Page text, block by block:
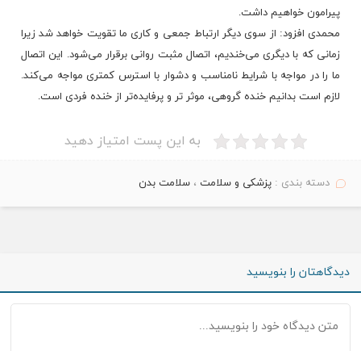
پیرامون خواهیم داشت.
محمدی افزود: از سوی دیگر ارتباط جمعی و کاری ما تقویت خواهد شد زیرا
زمانی که با دیگری می‌خندیم، اتصال مثبت روانی برقرار می‌شود. این اتصال
ما را در مواجه با شرایط نامناسب و دشوار با استرس کمتری مواجه می‌کند.
لازم است بدانیم خنده گروهی، موثر تر و پرفایده‌تر از خنده فردی است.
به این پست امتیاز دهید
دسته بندی :پزشکی و سلامت ،سلامت بدن
دیدگاهتان را بنویسید